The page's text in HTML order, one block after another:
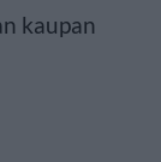
kaupan